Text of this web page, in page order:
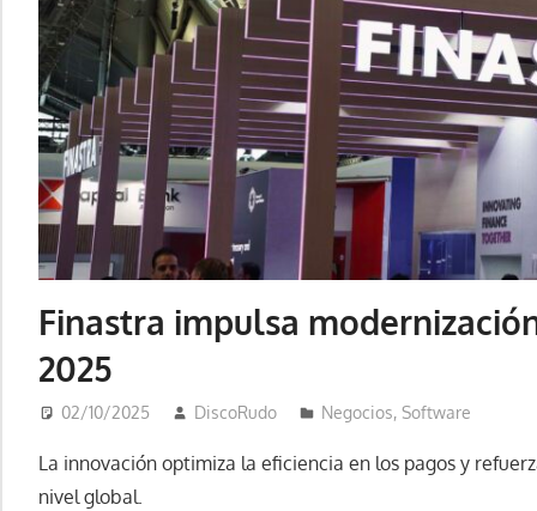
Finastra impulsa
2025
02/10/2025 DiscoRudo Negocios, Software
La innovación optimiza la eficiencia en los pagos y
nivel global.